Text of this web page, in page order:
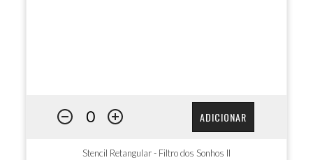
ADICIONAR
Stencil Retangular - Filtro dos Sonhos II